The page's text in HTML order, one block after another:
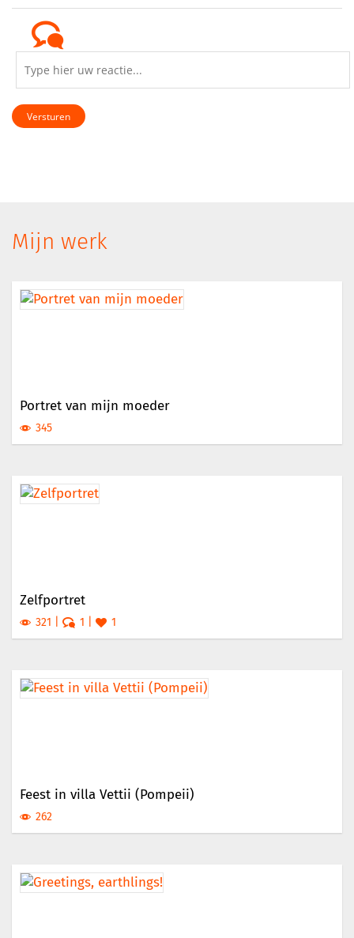
Versturen
Mijn werk
Portret van mijn moeder
345
Zelfportret
321 1 1
Feest in villa Vettii (Pompeii)
262